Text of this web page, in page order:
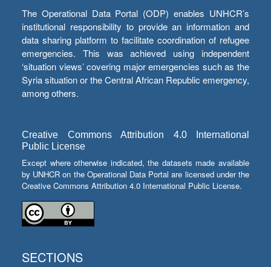
The Operational Data Portal (ODP) enables UNHCR’s
institutional responsibility to provide an information and
data sharing platform to facilitate coordination of refugee
emergencies. This was achieved using independent
‘situation views’ covering major emergencies such as the
Syria situation or the Central African Republic emergency,
among others.
Creative Commons Attribution 4.0 International
Public License
Except where otherwise indicated, the datasets made available
by UNHCR on the Operational Data Portal are licensed under the
Creative Commons Attribution 4.0 International Public License.
SECTIONS